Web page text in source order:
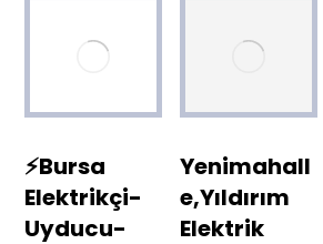
⚡Bursa
Elektrikçi-
Uyducu-
Yenimahall
e,Yıldırım
Elektrik